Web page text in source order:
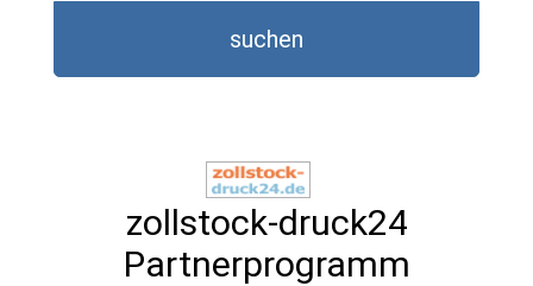
suchen
zollstock-druck24
Partnerprogramm